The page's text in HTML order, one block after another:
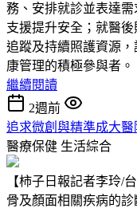
務、安排就診並表達
支援提升安全；就醫
追蹤及持續照護資源
康管理的積極參與者。
繼續閱讀
2週前
追求微創與精準成大
醫療保健 生活綜合
【柿子日報記者李玲/
骨及顏面相關疾病的